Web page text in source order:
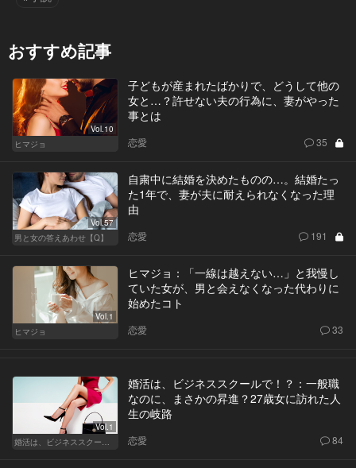
おすすめ記事
Vol.10
ヒマジョ
子どもが産まれたばかりで、どうして他の
女と…？許せない夫の行為に、妻がやった
事とは
恋愛 35
Vol.57
男と女の答えあわせ【Q】
自粛中に結婚を決めたものの…。結婚たっ
た1年で、妻が夫に耐えられなくなった理
由
恋愛 191
Vol.1
ヒマジョ
ヒマジョ：「一線は越えない…」と我慢し
ていた女が、男と会えなくなった代わりに
始めたコト
恋愛 33
Vol.1
婚活は、ビジネススクールで！？
婚活は、ビジネススクールで！？：一般職
なのに、まさかの昇進？27歳女に訪れた人
生の岐路
恋愛 84